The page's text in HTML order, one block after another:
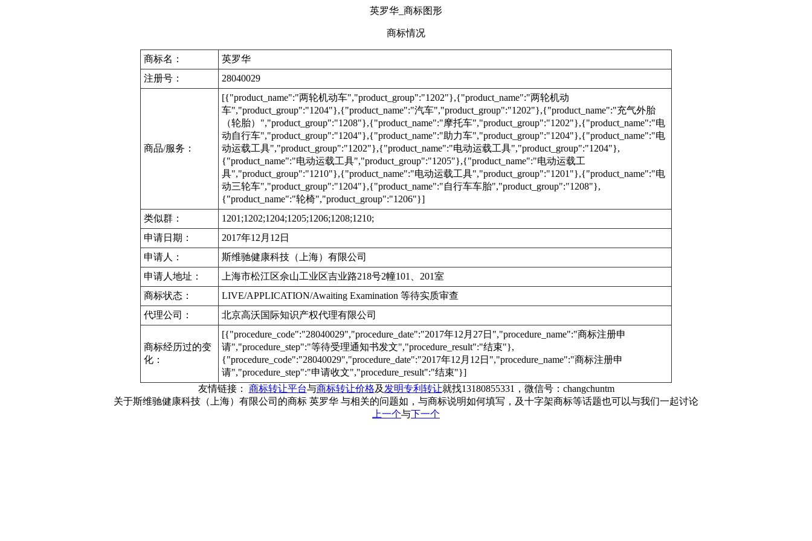
英罗华_商标图形
商标情况
商标名：
英罗华
注册号：
28040029
商品/服务：
[{"product_name":"两轮机动车","product_group":"1202"},{"product_name":"两轮机动
车","product_group":"1204"},{"product_name":"汽车","product_group":"1202"},{"product_name":"充气外胎
（轮胎）","product_group":"1208"},{"product_name":"摩托车","product_group":"1202"},{"product_name":"电
动自行车","product_group":"1204"},{"product_name":"助力车","product_group":"1204"},{"product_name":"电
动运载工具","product_group":"1202"},{"product_name":"电动运载工具","product_group":"1204"},
{"product_name":"电动运载工具","product_group":"1205"},{"product_name":"电动运载工
具","product_group":"1210"},{"product_name":"电动运载工具","product_group":"1201"},{"product_name":"电
动三轮车","product_group":"1204"},{"product_name":"自行车车胎","product_group":"1208"},
{"product_name":"轮椅","product_group":"1206"}]
类似群：
1201;1202;1204;1205;1206;1208;1210;
申请日期：
2017年12月12日
申请人：
斯维驰健康科技（上海）有限公司
申请人地址：
上海市松江区佘山工业区吉业路218号2幢101、201室
商标状态：
LIVE/APPLICATION/Awaiting Examination 等待实质审查
代理公司：
北京高沃国际知识产权代理有限公司
商标经历过的变
化：
[{"procedure_code":"28040029","procedure_date":"2017年12月27日","procedure_name":"商标注册申
请","procedure_step":"等待受理通知书发文","procedure_result":"结束"},
{"procedure_code":"28040029","procedure_date":"2017年12月12日","procedure_name":"商标注册申
请","procedure_step":"申请收文","procedure_result":"结束"}]
友情链接： 商标转让平台与商标转让价格及 发明专利转让就找13180855331，微信号：changchuntm
关于斯维驰健康科技（上海）有限公司的商标 英罗华 与相关的问题如，与商标说明如何填写，及十字架商标等话题也可以与我们一起讨论
上一个与下一个